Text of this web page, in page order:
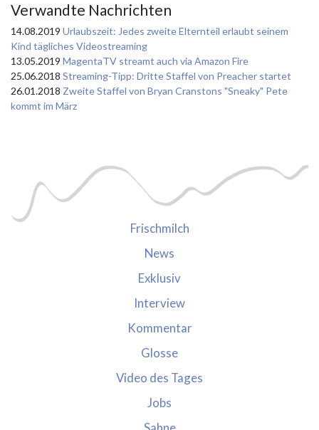
Verwandte Nachrichten
14.08.2019 Urlaubszeit: Jedes zweite Elternteil erlaubt seinem
Kind tägliches Videostreaming
13.05.2019 MagentaTV streamt auch via Amazon Fire
25.06.2018 Streaming-Tipp: Dritte Staffel von Preacher startet
26.01.2018 Zweite Staffel von Bryan Cranstons "Sneaky" Pete
kommt im März
Frischmilch
News
Exklusiv
Interview
Kommentar
Glosse
Video des Tages
Jobs